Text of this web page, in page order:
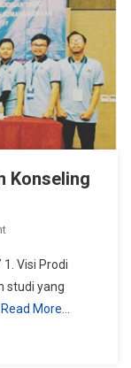
Konseling
On
Dan
Misi
Prodi
Visi Prodi
studi yang
Read More…